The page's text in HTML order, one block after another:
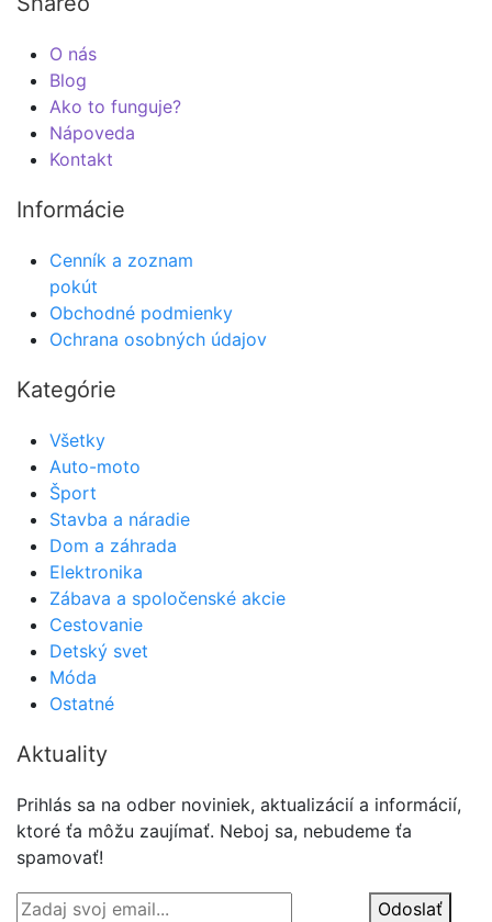
O nás
Blog
Ako to funguje?
Nápoveda
Kontakt
Informácie
Cenník a zoznam
pokút
Obchodné podmienky
Ochrana osobných údajov
Kategórie
Všetky
Auto-moto
Šport
Stavba a náradie
Dom a záhrada
Elektronika
Zábava a spoločenské akcie
Cestovanie
Detský svet
Móda
Ostatné
Aktuality
Prihlás sa na odber noviniek, aktualizácií a informácií,
ktoré ťa môžu zaujímať. Neboj sa, nebudeme ťa
spamovať!
Odoslať